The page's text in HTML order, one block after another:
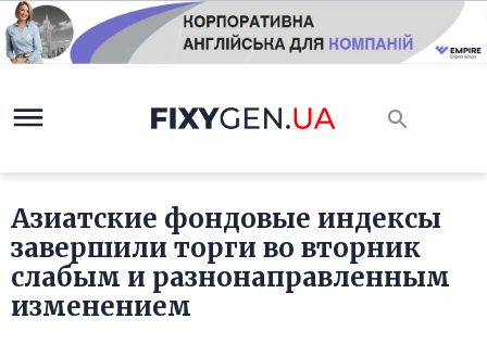
Азиатские фондовые индексы
завершили торги во вторник
слабым и разнонаправленным
изменением